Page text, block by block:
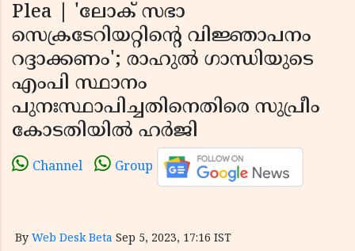
Plea | 'ലോക് സഭാ
സെക്രടേറിയറ്റിന്റെ വിജ്ഞാപനം
റദ്ദാക്കണം'; രാഹുല്‍ ഗാന്ധിയുടെ
എംപി സ്ഥാനം
പുനഃസ്ഥാപിച്ചതിനെതിരെ സുപ്രീം
കോടതിയില്‍ ഹര്‍ജി
Channel Group
By Web Desk Beta Sep 5, 2023, 17:16 IST